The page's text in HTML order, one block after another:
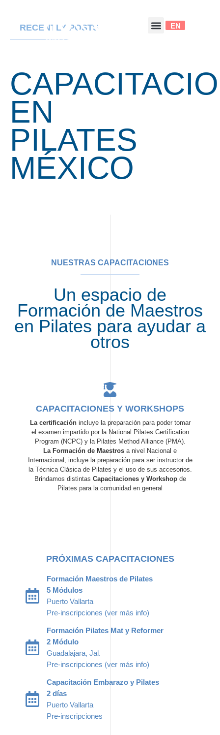
EN
RECENTLY POSTS
EN
PILATES
MÉXICO
NUESTRAS CAPACITACIONES
Un espacio de
Formación de Maestros
en Pilates para ayudar a
otros
CAPACITACIONES Y WORKSHOPS
La certificaciónincluye la preparación para poder tomar
el examen impartido por la National Pilates Certification
Program (NCPC) y la Pilates Method Alliance (PMA).
La Formación de Maestros a nivel Nacional e
Internacional, incluye la preparación para ser instructor de
la Técnica Clásica de Pilates y el uso de sus accesorios.
Brindamos distintas Capacitaciones y Workshopde
Pilates para la comunidad en general
PRÓXIMAS CAPACITACIONES
Formación Maestros de Pilates
5 Módulos
Puerto Vallarta
Pre-inscripciones (ver más info)
Formación Pilates Mat y Reformer
2 Módulo
Guadalajara, Jal.
Pre-inscripciones (ver más info)
Capacitación Embarazo y Pilates
2 días
Puerto Vallarta
Pre-inscripciones